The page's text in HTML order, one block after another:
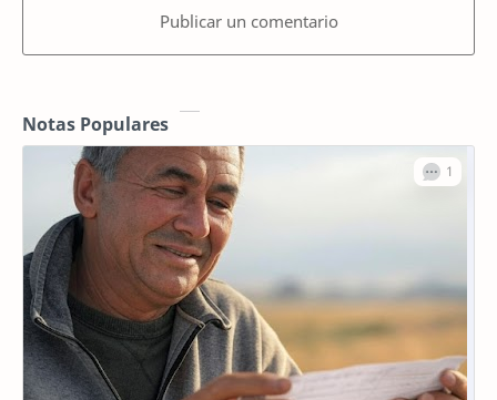
Publicar un comentario
Notas Populares